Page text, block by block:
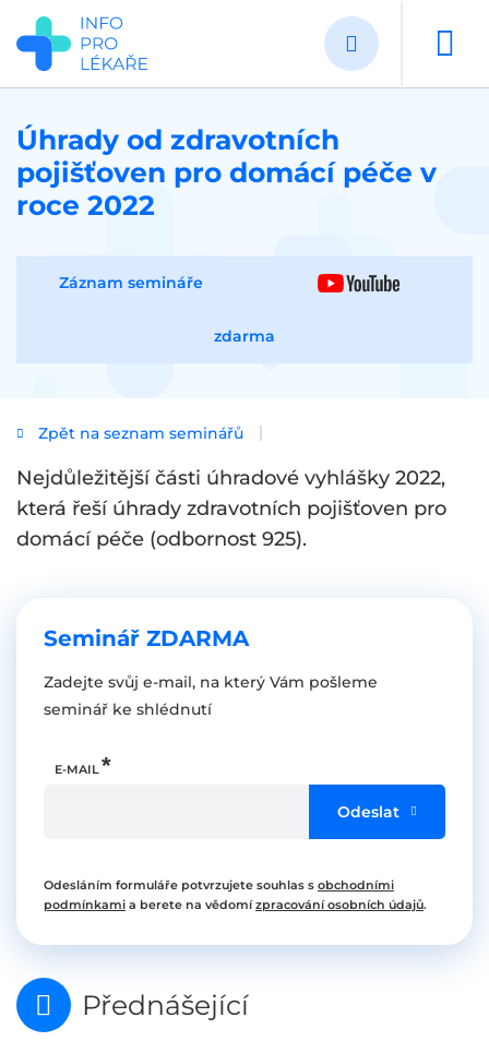
Přejít
hlavnímu
obsahu
Úhrady od zdravotních
pojišťoven pro domácí péče v
roce 2022
Záznam semináře
zdarma
Zpět na seznam seminářů
Nejdůležitější části úhradové vyhlášky 2022,
která řeší úhrady zdravotních pojišťoven pro
domácí péče (odbornost 925).
Seminář ZDARMA
Zadejte svůj e-mail, na který Vám pošleme
seminář ke shlédnutí
E-MAIL
Odeslat
Odesláním formuláře potvrzujete souhlas s obchodními
podmínkami a berete na vědomízpracování osobních údajů.
Přednášející